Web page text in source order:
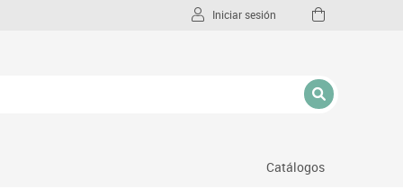
Iniciar sesión
Catálogos